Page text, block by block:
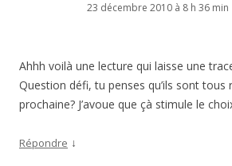
23 décembre 2010 à 8 h 36 min
Ahhh voilà une lecture qui laisse une
Question défi, tu penses qu’ils sont tous
prochaine? J’avoue que çà stimule le
Répondre ↓